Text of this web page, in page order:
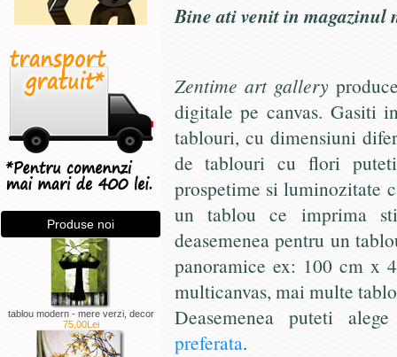
Produse noi
tablou modern - mere verzi, decor
75,00Lei
Bine ati venit in magazinul
Zentime art gallery
digitale pe canvas. Gasiti
tablouri, cu dimensiuni
de tablouri cu flori
prospetime si luminozitate
un tablou ce imprima
deasemenea pentru un
panoramice ex: 100 cm x
multicanvas, mai multe
Deasemenea puteti
preferata.